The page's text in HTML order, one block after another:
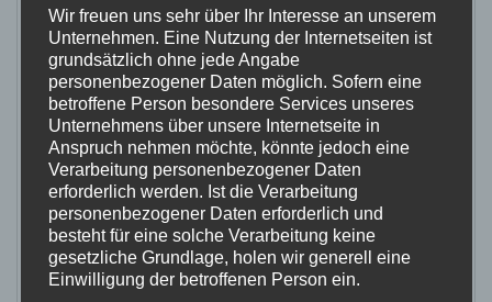
0
Habe meinen Wagen abgegeben um die Scheiben
folieren zu lassen.
Tolle Arbeit ich bin mega zufrieden mit dem
Ergebnis.
Preisleistung TOP!!!!!Und ein frisch gewaschene
Auto innen und außen gab es auch noch dazu
Vielen Dank ans Team Lackwerk- Siegburg.
Wir freuen uns sehr über Ihr Interesse an unserem
Unternehmen. Eine Nutzung der Internetseiten ist
grundsätzlich ohne jede Angabe
personenbezogener Daten möglich. Sofern eine
betroffene Person besondere Services unseres
Unternehmens über unsere Internetseite in
Anspruch nehmen möchte, könnte jedoch eine
Verarbeitung personenbezogener Daten
erforderlich werden. Ist die Verarbeitung
personenbezogener Daten erforderlich und
besteht für eine solche Verarbeitung keine
gesetzliche Grundlage, holen wir generell eine
Einwilligung der betroffenen Person ein.